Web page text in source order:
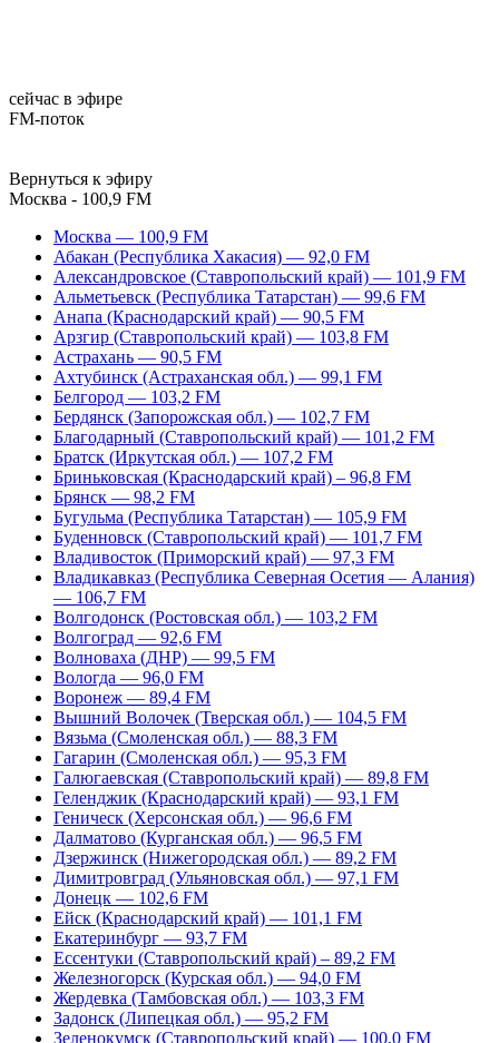
сейчас в эфире
FM-поток
Вернуться к эфиру
Москва - 100,9 FM
Москва — 100,9 FM
Абакан (Республика Хакасия) — 92,0 FM
Александровское (Ставропольский край) — 101,9 FM
Альметьевск (Республика Татарстан) — 99,6 FM
Анапа (Краснодарский край) — 90,5 FM
Арзгир (Ставропольский край) — 103,8 FM
Астрахань — 90,5 FM
Ахтубинск (Астраханская обл.) — 99,1 FM
Белгород — 103,2 FM
Бердянск (Запорожская обл.) — 102,7 FM
Благодарный (Ставропольский край) — 101,2 FM
Братск (Иркутская обл.) — 107,2 FM
Бриньковская (Краснодарский край) – 96,8 FM
Брянск — 98,2 FM
Бугульма (Республика Татарстан) — 105,9 FM
Буденновск (Ставропольский край) — 101,7 FM
Владивосток (Приморский край) — 97,3 FM
Владикавказ (Республика Северная Осетия — Алания)
— 106,7 FM
Волгодонск (Ростовская обл.) — 103,2 FM
Волгоград — 92,6 FM
Волноваха (ДНР) — 99,5 FM
Вологда — 96,0 FM
Воронеж — 89,4 FM
Вышний Волочек (Тверская обл.) — 104,5 FM
Вязьма (Смоленская обл.) — 88,3 FM
Гагарин (Смоленская обл.) — 95,3 FM
Галюгаевская (Ставропольский край) — 89,8 FM
Геленджик (Краснодарский край) — 93,1 FM
Геническ (Херсонская обл.) — 96,6 FM
Далматово (Курганская обл.) — 96,5 FM
Дзержинск (Нижегородская обл.) — 89,2 FM
Димитровград (Ульяновская обл.) — 97,1 FM
Донецк — 102,6 FM
Ейск (Краснодарский край) — 101,1 FM
Екатеринбург — 93,7 FM
Ессентуки (Ставропольский край) – 89,2 FM
Железногорск (Курская обл.) — 94,0 FM
Жердевка (Тамбовская обл.) — 103,3 FM
Задонск (Липецкая обл.) — 95,2 FM
Зеленокумск (Ставропольский край) — 100,0 FM